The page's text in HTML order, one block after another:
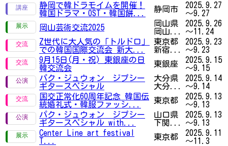
静岡で韓ドラモイムを開催！
韓国ドラマ・OST・韓国餅...
静岡市
2025.9.27
～9.27
岡山芸術交流2025
岡山県
岡山...
2025.9.26
～11.24
Z世代に大人気の「トルドロ」
での韓国国際交流会 新大...
東京都
新宿...
2025.9.23
～9.23
9月15日(月・祝) 東銀座の日
韓交流会
東銀座
2025.9.15
～9.15
パク・ジュウォン ジプシー
ギタースペシャル
大分県
大分...
2025.9.14
～9.14
国交正常化60周年記念 韓国伝
統婚礼式・韓服ファッシ...
東京都
2025.9.13
～9.13
パク・ジュウォン ジプシー
ギタースペシャル with...
山口県
下関...
2025.9.13
～9.13
Center Line art festival
T...
東京都
2025.9.11
～11.3